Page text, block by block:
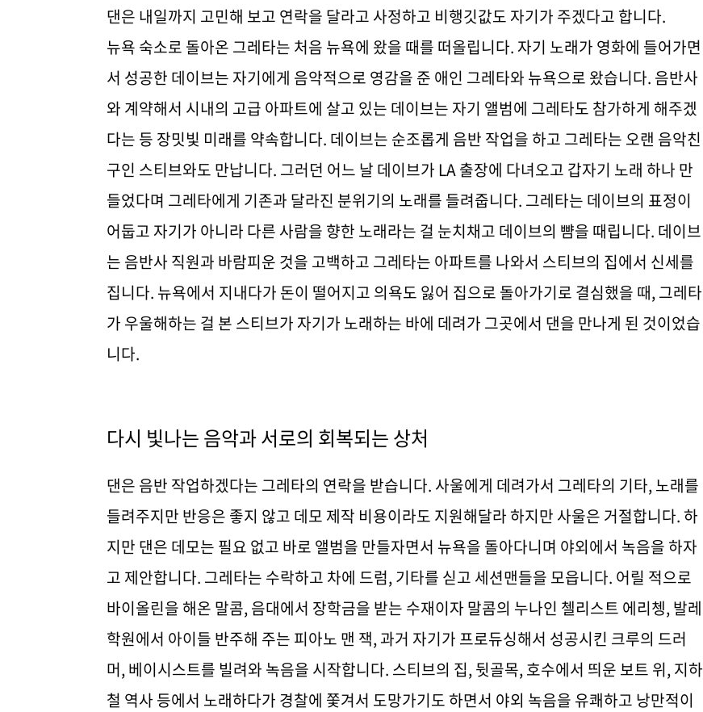
댄은 내일까지 고민해 보고 연락을 달라고 사정하고 비행깃값도 자기가 주겠다고 합니다.
뉴욕 숙소로 돌아온 그레타는 처음 뉴욕에 왔을 때를 떠올립니다. 자기 노래가 영화에 들어가면
서 성공한 데이브는 자기에게 음악적으로 영감을 준 애인 그레타와 뉴욕으로 왔습니다. 음반사
와 계약해서 시내의 고급 아파트에 살고 있는 데이브는 자기 앨범에 그레타도 참가하게 해주겠
다는 등 장밋빛 미래를 약속합니다. 데이브는 순조롭게 음반 작업을 하고 그레타는 오랜 음악친
구인 스티브와도 만납니다. 그러던 어느 날 데이브가 LA 출장에 다녀오고 갑자기 노래 하나 만
들었다며 그레타에게 기존과 달라진 분위기의 노래를 들려줍니다. 그레타는 데이브의 표정이
어둡고 자기가 아니라 다른 사람을 향한 노래라는 걸 눈치채고 데이브의 뺨을 때립니다. 데이브
는 음반사 직원과 바람피운 것을 고백하고 그레타는 아파트를 나와서 스티브의 집에서 신세를
집니다. 뉴욕에서 지내다가 돈이 떨어지고 의욕도 잃어 집으로 돌아가기로 결심했을 때, 그레타
가 우울해하는 걸 본 스티브가 자기가 노래하는 바에 데려가 그곳에서 댄을 만나게 된 것이었습
니다.
다시 빛나는 음악과 서로의 회복되는 상처
댄은 음반 작업하겠다는 그레타의 연락을 받습니다. 사울에게 데려가서 그레타의 기타, 노래를
들려주지만 반응은 좋지 않고 데모 제작 비용이라도 지원해달라 하지만 사울은 거절합니다. 하
지만 댄은 데모는 필요 없고 바로 앨범을 만들자면서 뉴욕을 돌아다니며 야외에서 녹음을 하자
고 제안합니다. 그레타는 수락하고 차에 드럼, 기타를 싣고 세션맨들을 모읍니다. 어릴 적으로
바이올린을 해온 말콤, 음대에서 장학금을 받는 수재이자 말콤의 누나인 첼리스트 에리쳉, 발레
학원에서 아이들 반주해 주는 피아노 맨 잭, 과거 자기가 프로듀싱해서 성공시킨 크루의 드러
머, 베이시스트를 빌려와 녹음을 시작합니다. 스티브의 집, 뒷골목, 호수에서 띄운 보트 위, 지하
철 역사 등에서 노래하다가 경찰에 쫓겨서 도망가기도 하면서 야외 녹음을 유쾌하고 낭만적이